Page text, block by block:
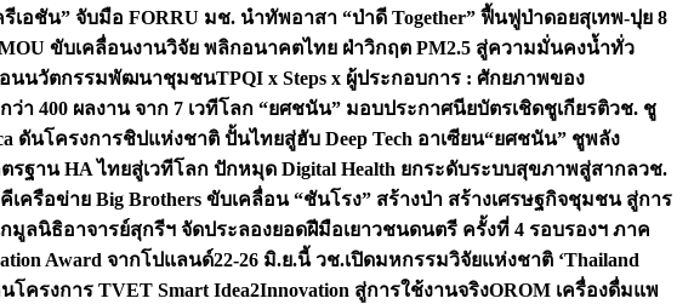
เอชัน” จับมือ FORRU มช. นำทัพอาสา “ป่าดี Together” ฟื้นฟูป่าดอยสุเทพ-ปุย 8
ขับเคลื่อนงานวิจัย พลิกอนาคตไทย ฝ่าวิกฤต PM2.5 สู่ความมั่นคงน้ำทั่ว
อนนวัตกรรมพัฒนาชุมชนTPQI x Steps x ผู้ประกอบการ : ศักยภาพของ
า 400 ผลงาน จาก 7 เวทีโลก “ยศชนัน” มอบประกาศนียบัตรเชิดชูเกียรติวช. ชู
ดันโครงการชิปแห่งชาติ ปั้นไทยสู่ฮับ Deep Tech อาเซียน“ยศชนัน” ชูพลัง
รฐาน HA ไทยสู่เวทีโลก ปักหมุด Digital Health ยกระดับระบบสุขภาพสู่สากลวช.
เครือข่าย Big Brothers ขับเคลื่อน “ชันโรง” สร้างป่า สร้างเศรษฐกิจชุมชน สู่การ
มูลนิธิอาจารย์สุกรีฯ จัดประลองยอดฝีมือเยาวชนดนตรี ครั้งที่ 4 รอบรองฯ ภาค
Award จากโปแลนด์22-26 มิ.ย.นี้ วช.เปิดมหกรรมวิจัยแห่งชาติ ‘Thailand
ครงการ TVET Smart Idea2Innovation สู่การใช้งานจริงOROM เครื่องดื่มแพ